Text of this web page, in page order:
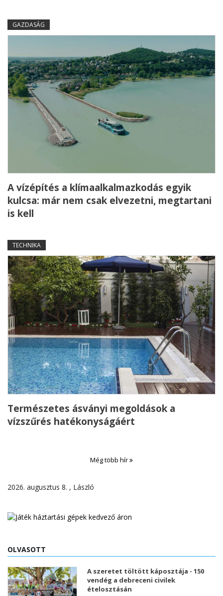
GAZDASÁG
A vízépítés a klímaalkalmazkodás egyik
kulcsa: már nem csak elvezetni, megtartani
is kell
TECHNIKA
Természetes ásványi megoldások a
vízszűrés hatékonyságáért
Még több hír
2026. augusztus 8. , László
OLVASOTT
A szeretet töltött káposztája - 150
vendég a debreceni civilek
ételosztásán